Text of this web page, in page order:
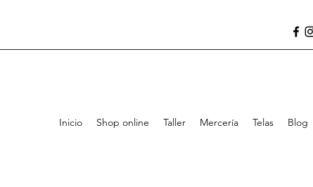
Inicio Shop online Taller Mercería Telas Blog